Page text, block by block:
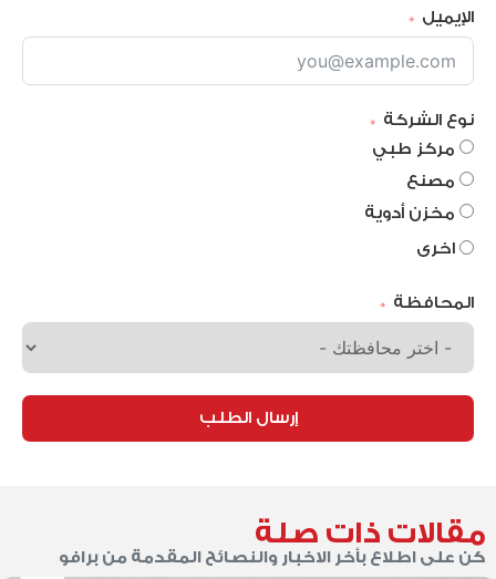
الإيميل
نوع الشركة
مركز طبي
مصنع
مخزن أدوية
اخرى
المحافظة
إرسال الطلب
مقالات ذات صلة
كن على اطلاع بأخر الاخبار والنصائح المقدمة من برافو